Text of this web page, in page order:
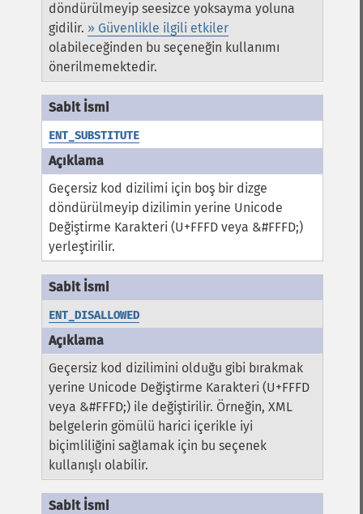
döndürülmeyip seesizce yoksayma yoluna
gidilir. » Güvenlikle ilgili etkiler
olabileceğinden bu seçeneğin kullanımı
önerilmemektedir.
ENT_SUBSTITUTE
Geçersiz kod dizilimi için boş bir dizge
döndürülmeyip dizilimin yerine Unicode
Değiştirme Karakteri (U+FFFD veya &#FFFD;)
yerleştirilir.
ENT_DISALLOWED
Geçersiz kod dizilimini olduğu gibi bırakmak
yerine Unicode Değiştirme Karakteri (U+FFFD
veya &#FFFD;) ile değiştirilir. Örneğin, XML
belgelerin gömülü harici içerikle iyi
biçimliliğini sağlamak için bu seçenek
kullanışlı olabilir.